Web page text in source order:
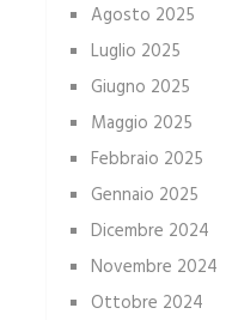
Agosto 2025
Luglio 2025
Giugno 2025
Maggio 2025
Febbraio 2025
Gennaio 2025
Dicembre 2024
Novembre 2024
Ottobre 2024